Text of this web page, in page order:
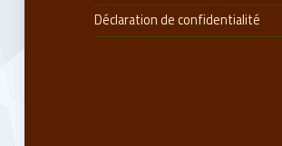
Déclaration de confidentialité